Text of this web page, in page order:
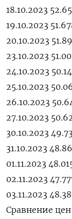
18.10.2023
19.10.2023
20.10.2023
23.10.2023
24.10.2023
25.10.2023
26.10.2023
27.10.2023
30.10.2023
31.10.2023
01.11.2023
02.11.2023
03.11.2023
Сравнение цен